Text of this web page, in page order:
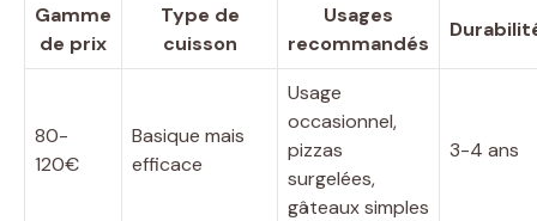
Gamme
de prix
Type de
cuisson
Usages
recommandés
80-
120€
Basique mais
efficace
Usage
occasionnel,
pizzas
surgelées,
gâteaux simples
3-4 ans